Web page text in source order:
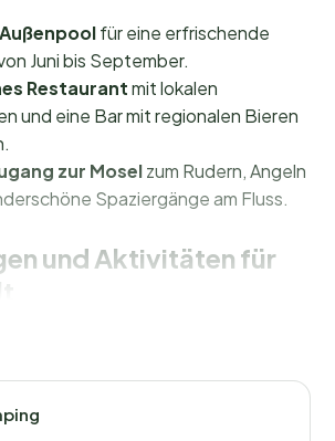
für eine erfrischende
Juni bis September.
Restaurantmit lokalen
und eine Bar mit regionalen Bieren
zur Moselzum Rudern, Angeln
Spaziergänge am Fluss.
und Aktivitäten für
Moselle erwartet dich eine Vielzahl
ovale Außenpool ist ideal für
Abkühlung an warmen